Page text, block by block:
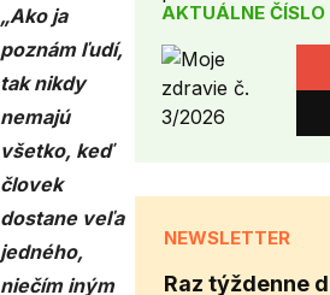
„Ako ja
poznám ľudí,
tak nikdy
nemajú
všetko, keď
človek
dostane veľa
jedného,
niečím iným
AKTUÁLNE ČÍSLO
NEWSLETTER
Raz týždenne